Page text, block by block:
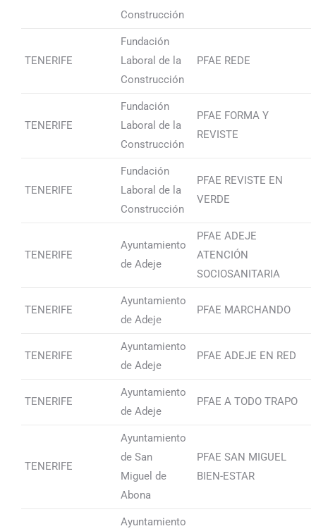
Construcción
TENERIFE
Fundación
Laboral de la
Construcción
PFAE REDE
TENERIFE
Fundación
Laboral de la
Construcción
PFAE FORMA Y
REVISTE
TENERIFE
Fundación
Laboral de la
Construcción
PFAE REVISTE EN
VERDE
TENERIFE
Ayuntamiento
de Adeje
PFAE ADEJE
ATENCIÓN
SOCIOSANITARIA
TENERIFE
Ayuntamiento
de Adeje
PFAE MARCHANDO
TENERIFE
Ayuntamiento
de Adeje
PFAE ADEJE EN RED
TENERIFE
Ayuntamiento
de Adeje
PFAE A TODO TRAPO
TENERIFE
Ayuntamiento
de San
Miguel de
Abona
PFAE SAN MIGUEL
BIEN-ESTAR
Ayuntamiento